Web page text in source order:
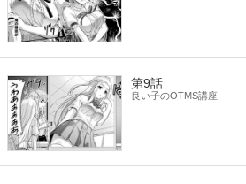
第9話
良い子のOTMS講座